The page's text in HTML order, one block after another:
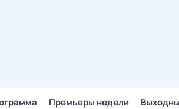
Премьеры недели